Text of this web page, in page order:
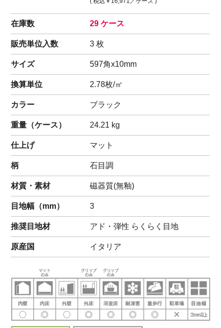
在庫数 29 ケース
販売単位入数 3 枚
サイズ 597角x10mm
換算単位 2.78枚/㎡
カラー ブラック
重量（ケース） 24.21 kg
仕上げ マット
柄 石目調
材質・素材 磁器質(無釉)
目地幅（mm） 3
推奨目地材 アド・弾性 らくらく目地
原産国 イタリア